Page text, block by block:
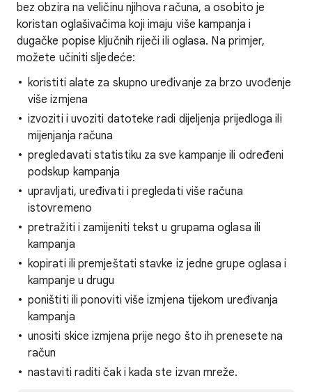
bez obzira na veličinu njihova računa, a osobito je
koristan oglašivačima koji imaju više kampanja i
dugačke popise ključnih riječi ili oglasa. Na primjer,
možete učiniti sljedeće:
koristiti alate za skupno uređivanje za brzo uvođenje
više izmjena
izvoziti i uvoziti datoteke radi dijeljenja prijedloga ili
mijenjanja računa
pregledavati statistiku za sve kampanje ili određeni
podskup kampanja
upravljati, uređivati i pregledati više računa
istovremeno
pretražiti i zamijeniti tekst u grupama oglasa ili
kampanja
kopirati ili premještati stavke iz jedne grupe oglasa i
kampanje u drugu
poništiti ili ponoviti više izmjena tijekom uređivanja
kampanja
unositi skice izmjena prije nego što ih prenesete na
račun
nastaviti raditi čak i kada ste izvan mreže.